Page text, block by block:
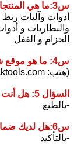
س3:ما هي المنتجات التي تصنعها شركتك بشكل رئيسي؟
الحزام و القفل
س4: ما هو موقع شركتك؟
(هتب: www.zdpacktools.com
السؤال 5: هل أنت قادر على تصدير نفسك ؟
-بالطبع
س6:هل لديك ضمان للجودة؟
-بالتأكيد